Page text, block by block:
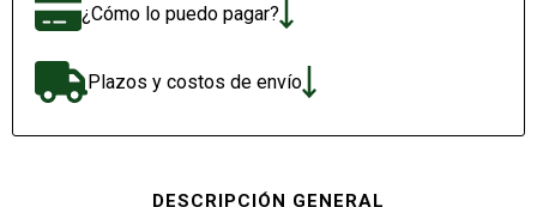
¿Cómo lo puedo pagar?
Plazos y costos de envío
DESCRIPCIÓN GENERAL